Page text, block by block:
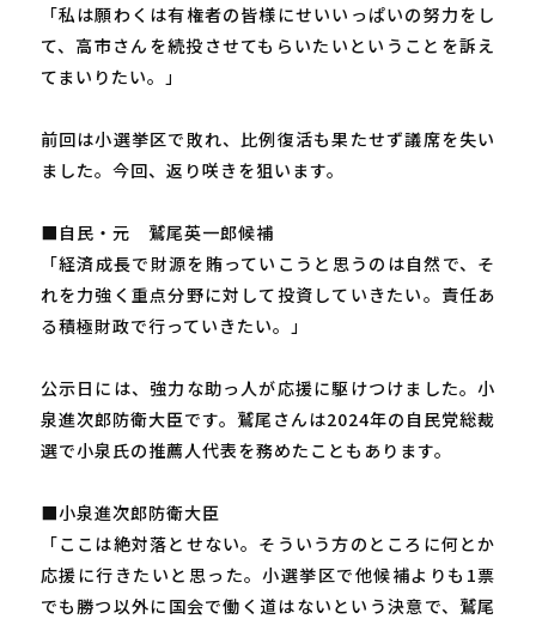
「私は願わくは有権者の皆様にせいいっぱいの努力をし
て、高市さんを続投させてもらいたいということを訴え
てまいりたい。」
前回は小選挙区で敗れ、比例復活も果たせず議席を失い
ました。今回、返り咲きを狙います。
■自民・元 鷲尾英一郎候補
「経済成長で財源を賄っていこうと思うのは自然で、そ
れを力強く重点分野に対して投資していきたい。責任あ
る積極財政で行っていきたい。」
公示日には、強力な助っ人が応援に駆けつけました。小
泉進次郎防衛大臣です。鷲尾さんは2024年の自民党総裁
選で小泉氏の推薦人代表を務めたこともあります。
■小泉進次郎防衛大臣
「ここは絶対落とせない。そういう方のところに何とか
応援に行きたいと思った。小選挙区で他候補よりも1票
でも勝つ以外に国会で働く道はないという決意で、鷲尾